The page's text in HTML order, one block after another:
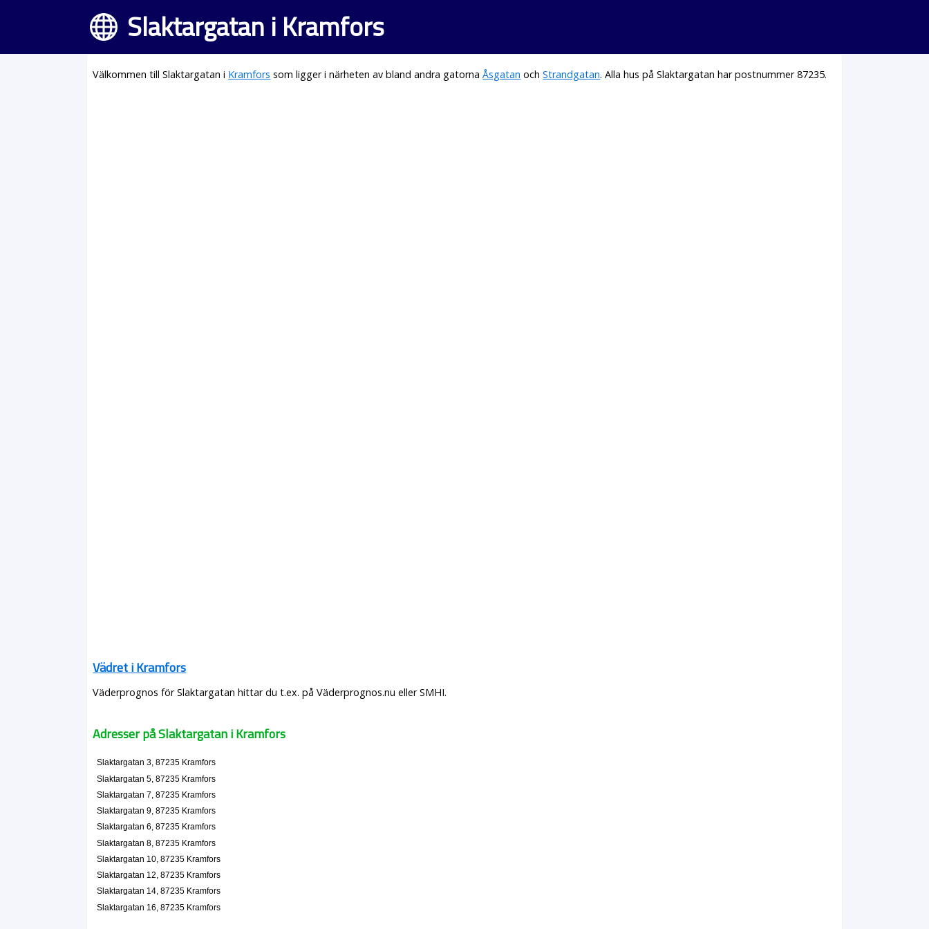
Slaktargatan i Kramfors
Välkommen till Slaktargatan i Kramfors som ligger i närheten av bland andra gatornaÅsgatan ochStrandgatan. Alla hus på Slaktargatan har postnummer 87235.
Vädret i Kramfors
Väderprognos för Slaktargatan hittar du t.ex. på Väderprognos.nu eller SMHI.
Adresser på Slaktargatan i Kramfors
Slaktargatan 3, 87235 Kramfors
Slaktargatan 5, 87235 Kramfors
Slaktargatan 7, 87235 Kramfors
Slaktargatan 9, 87235 Kramfors
Slaktargatan 6, 87235 Kramfors
Slaktargatan 8, 87235 Kramfors
Slaktargatan 10, 87235 Kramfors
Slaktargatan 12, 87235 Kramfors
Slaktargatan 14, 87235 Kramfors
Slaktargatan 16, 87235 Kramfors